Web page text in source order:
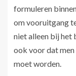
formuleren
om vooruitgang
niet alleen bij het
ook voor dat
moet worden.